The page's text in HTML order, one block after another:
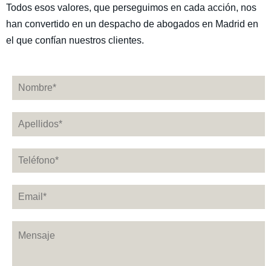
Todos esos valores, que perseguimos en cada acción, nos
han convertido en un despacho de abogados en Madrid en
el que confían nuestros clientes.